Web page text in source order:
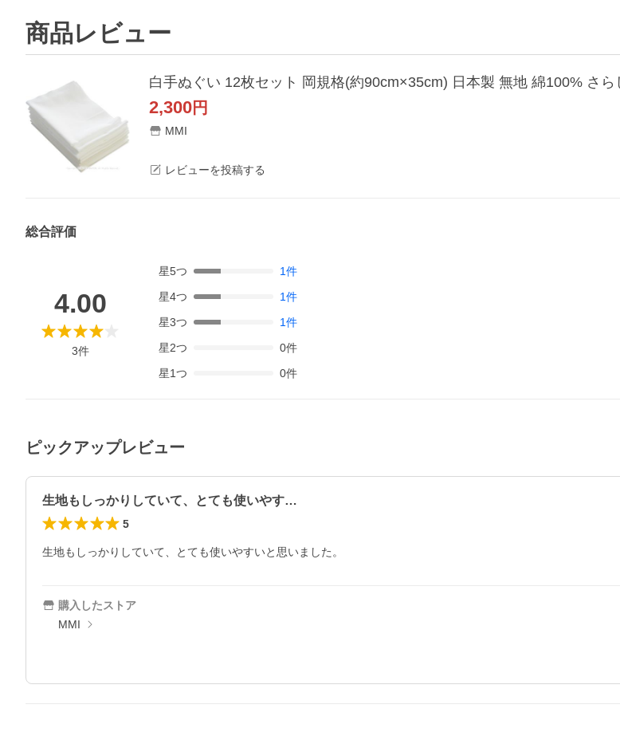
商品レビュー
白手ぬぐい 12枚セット 岡規格(約90cm×35cm) 日本製 無地 綿100% さ
2,300円
MMI
レビューを投稿する
総合評価
4.00
3件
星5つ 1件
星4つ 1件
星3つ 1件
星2つ 0件
星1つ 0件
ピックアップレビュー
生地もしっかりしていて、とても使いやす…
5
購入したストア
MMI